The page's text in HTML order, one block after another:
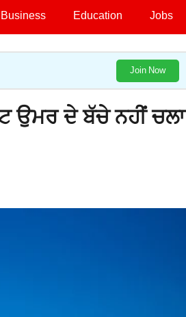
Business Education Jobs
Join Now
ਉਮਰ ਦੇ ਬੱਚੇ ਨਹੀਂ ਚਲਾ